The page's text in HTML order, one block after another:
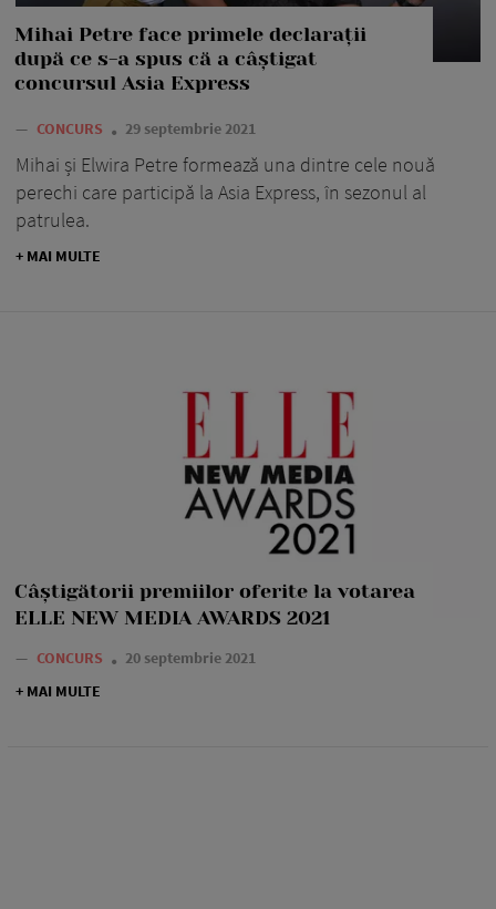
Mihai Petre face primele declarații
după ce s-a spus că a câștigat
concursul Asia Express
— CONCURS 29 septembrie 2021
Mihai și Elwira Petre formează una dintre cele nouă
perechi care participă la Asia Express, în sezonul al
patrulea.
+ MAI MULTE
Câștigătorii premiilor oferite la votarea
ELLE NEW MEDIA AWARDS 2021
— CONCURS
20 septembrie 2021
+ MAI MULTE